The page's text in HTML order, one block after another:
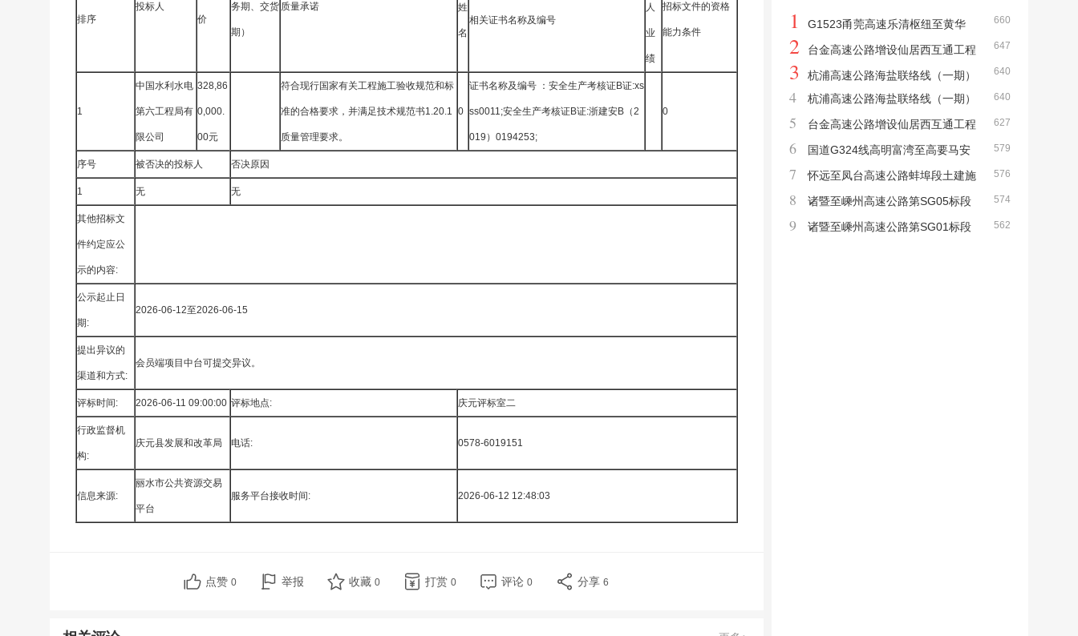
排序
投标人
价
务期、交货
期）
质量承诺 招标文件的资格
能力条件
姓
名
相关证书名称及编号
人
业
绩
1
中国水利水电
第六工程局有
限公司
328,86
0,000.
00元
符合现行国家有关工程施工验收规范和标
准的合格要求，并满足技术规范书1.20.1
质量管理要求。
0
证书名称及编号 ：安全生产考核证B证:xs
ss0011;安全生产考核证B证:浙建安B（2
019）0194253;
0
序号 被否决的投标人 否决原因
1 无 无
其他招标文
件约定应公
示的内容:
公示起止日
期:
2026-06-12至2026-06-15
提出异议的
渠道和方式:
会员端项目中台可提交异议。
评标时间: 2026-06-11 09:00:00 评标地点: 庆元评标室二
行政监督机
构:
庆元县发展和改革局 电话: 0578-6019151
信息来源:
丽水市公共资源交易
平台
服务平台接收时间: 2026-06-12 12:48:03
点赞 0 举报 收藏 0 打赏 0 评论 0 分享 6
660
1
G1523甬莞高速乐清枢纽至黄华
段、灵昆至苍南段安全韧性提升工程第SG01
标段中标候选人公示
647
2
台金高速公路增设仙居西互通工程
第JL01监理标段中标候选人公示
640
3
杭浦高速公路海盐联络线（一期）
交通安全设施工程第JA01标段中标候选人公
示
640
4
杭浦高速公路海盐联络线（一期）
交通安全设施工程第JA02标段中标候选人公
示
627
5
台金高速公路增设仙居西互通工程
中标候选人公示
579
6
国道G324线高明富湾至高要马安
段新改建工程（TJ3标段）施工中标候选人公
示
576
7
怀远至凤台高速公路蚌埠段土建施
工项目TJ-04标段中标候选人公示
574
8
诸暨至嵊州高速公路第SG05标段
中标候选人公示
562
9
诸暨至嵊州高速公路第SG01标段